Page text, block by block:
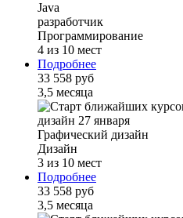
Java
разработчик
Программирование
4 из 10 мест
Подробнее
33 558 руб
3,5 месяца
Графический дизайн
Дизайн
3 из 10 мест
Подробнее
33 558 руб
3,5 месяца